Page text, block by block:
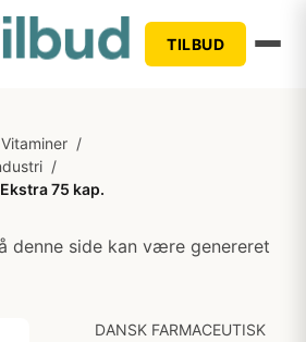
TILBUD
Vitaminer /
/
75 kap.
denne side kan være genereret
DANSK FARMACEUTISK